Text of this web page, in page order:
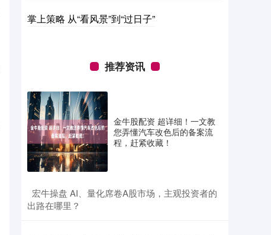
掌上策略 从“看风景”到“过日子”
推荐资讯
金牛股配资 超详细！一文教
您弄懂汽车改色后的备案流
程，赶紧收藏！
​宏牛操盘 AI、量化席卷A股市场，主观投资者的
出路在哪里？